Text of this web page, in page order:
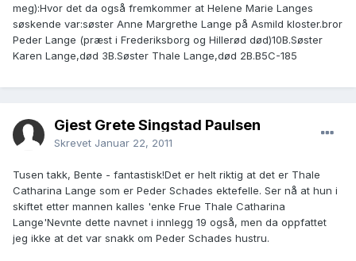
meg):Hvor det da også fremkommer at Helene Marie Langes
søskende var:søster Anne Margrethe Lange på Asmild kloster.bror
Peder Lange (præst i Frederiksborg og Hillerød død)10B.Søster
Karen Lange,død 3B.Søster Thale Lange,død 2B.B5C-185
Gjest Grete Singstad Paulsen
Skrevet Januar 22, 2011
Tusen takk, Bente - fantastisk!Det er helt riktig at det er Thale
Catharina Lange som er Peder Schades ektefelle. Ser nå at hun i
skiftet etter mannen kalles 'enke Frue Thale Catharina
Lange'Nevnte dette navnet i innlegg 19 også, men da oppfattet
jeg ikke at det var snakk om Peder Schades hustru.